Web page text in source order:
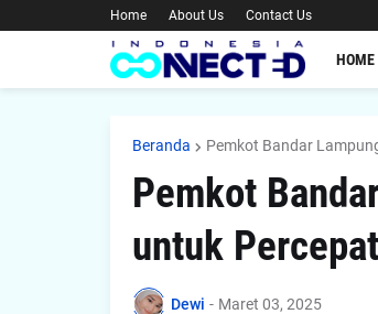
Home About Us Contact Us
HOME
Beranda Pemkot Bandar
Pemkot
untuk
Dewi - Maret 03, 2025